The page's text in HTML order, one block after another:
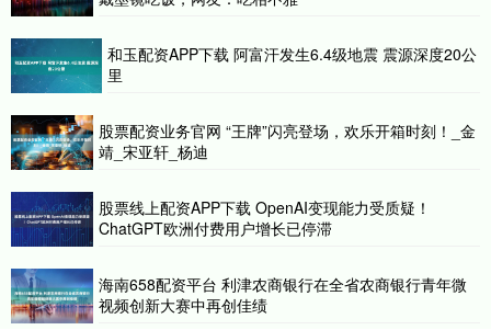
和玉配资APP下载 阿富汗发生6.4级地震 震源深度20公
里
股票配资业务官网 “王牌”闪亮登场，欢乐开箱时刻！_金
靖_宋亚轩_杨迪
股票线上配资APP下载 OpenAI变现能力受质疑！
ChatGPT欧洲付费用户增长已停滞
海南658配资平台 利津农商银行在全省农商银行青年微
视频创新大赛中再创佳绩